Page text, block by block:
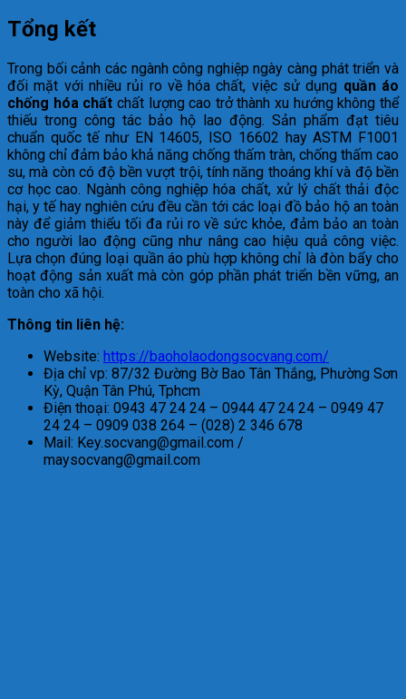
Tổng kết
Trong bối cảnh các ngành công nghiệp ngày càng phát triển và
đối mặt với nhiều rủi ro về hóa chất, việc sử dụng quần áo
chống hóa chất chất lượng cao trở thành xu hướng không thể
thiếu trong công tác bảo hộ lao động. Sản phẩm đạt tiêu
chuẩn quốc tế như EN 14605, ISO 16602 hay ASTM F1001
không chỉ đảm bảo khả năng chống thấm tràn, chống thấm cao
su, mà còn có độ bền vượt trội, tính năng thoáng khí và độ bền
cơ học cao. Ngành công nghiệp hóa chất, xử lý chất thải độc
hại, y tế hay nghiên cứu đều cần tới các loại đồ bảo hộ an toàn
này để giảm thiểu tối đa rủi ro về sức khỏe, đảm bảo an toàn
cho người lao động cũng như nâng cao hiệu quả công việc.
Lựa chọn đúng loại quần áo phù hợp không chỉ là đòn bẩy cho
hoạt động sản xuất mà còn góp phần phát triển bền vững, an
toàn cho xã hội.
Thông tin liên hệ:
Website: https://baoholaodongsocvang.com/
Địa chỉ vp: 87/32 Đường Bờ Bao Tân Thắng, Phường Sơn
Kỳ, Quận Tân Phú, Tphcm
Điện thoại: 0943 47 24 24 – 0944 47 24 24 – 0949 47
24 24 – 0909 038 264 – (028) 2 346 678
Mail: Key.socvang@gmail.com /
maysocvang@gmail.com